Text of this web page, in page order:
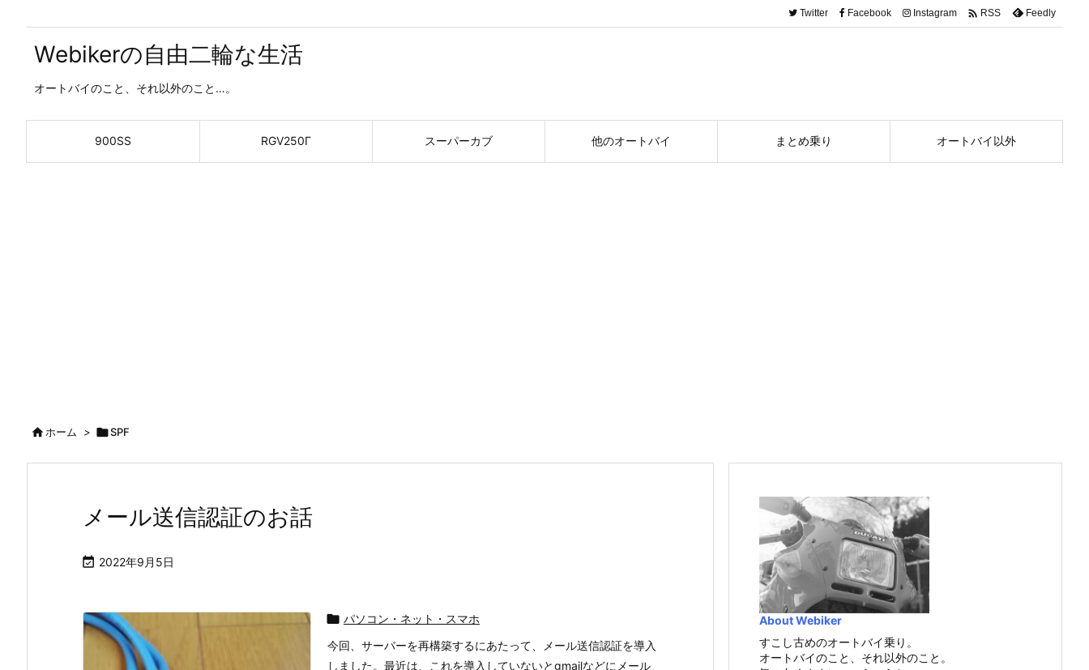
Webikerの自由二輪な生活
オートバイのこと、それ以外のこと…。
900SS RGV250Γ スーパーカブ 他のオートバイ まとめ乗り オートバイ以外
Twitter Facebook Instagram  RSS Feedly
ホーム > SPF
メール送信認証のお話
 2022年9月5日
 パソコン・ネット・スマホ
今回、サーバーを再構築するにあたって、メール送信認証を導入
しました。最近は、これを導入していないとgmailなどにメール
About Webiker
すこし古めのオートバイ乗り。
オートバイのこと、それ以外のこと。